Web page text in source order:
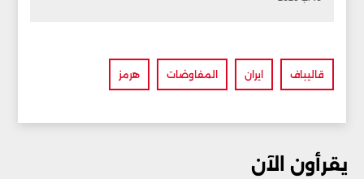
قاليباف ايران المفاوضات هرمز
يقرأون الآن